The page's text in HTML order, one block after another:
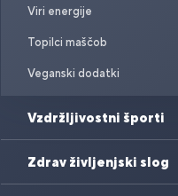
Viri energije
Topilci maščob
Veganski dodatki
Vzdržljivostni športi
Zdrav življenjski slog